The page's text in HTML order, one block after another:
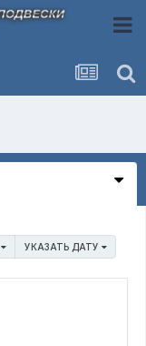
УКАЗАТЬ ДАТУ